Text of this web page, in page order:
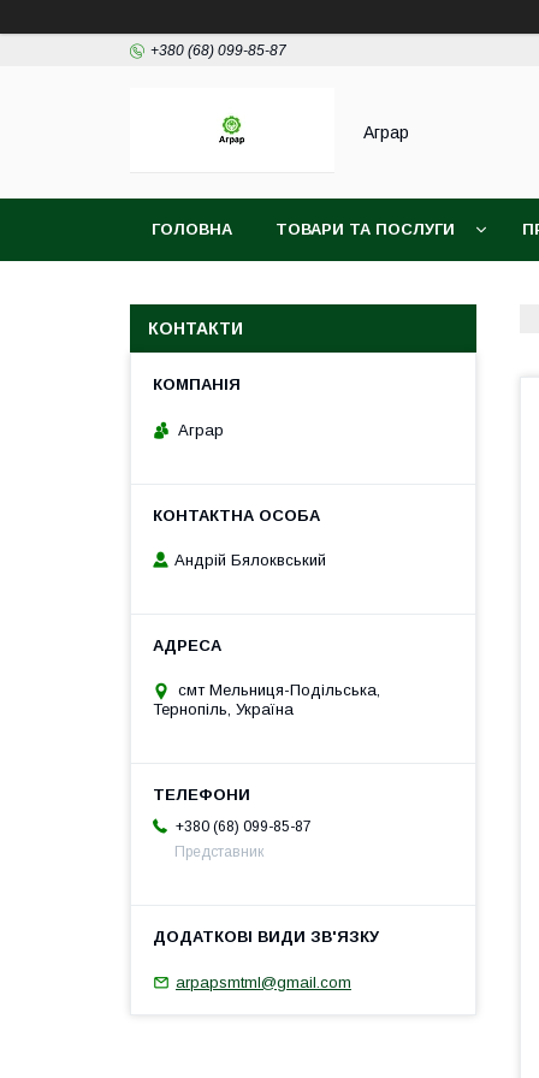
+380 (68) 099-85-87
Аграр
ГОЛОВНА ТОВАРИ ТА ПОСЛУГИ
КОНТАКТИ
Аграр
Андрій Бялоквський
смт Мельниця-Подільська,
Тернопіль, Україна
+380 (68) 099-85-87
Представник
arpapsmtml@gmail.com